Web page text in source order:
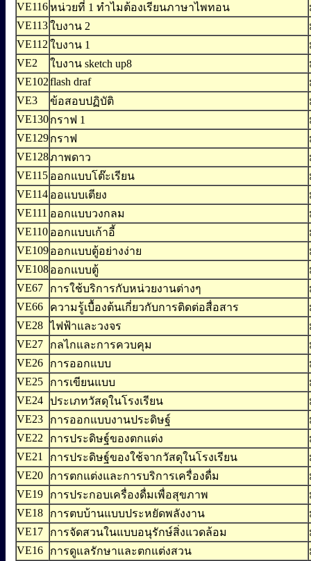
VE116หน่วยที่ 1 ทำไมต้องเรียนภาษาไพทอน
VE113ใบงาน 2
VE112 ใบงาน 1
VE2
ใบงาน sketch up8
VE102flash draf
VE3
ข้อสอบปฏิบัติ
VE130กราฟ 1
VE129กราฟ
VE128ภาพดาว
VE115 ออกแบบโต๊ะเรียน
VE114 ออแบบเตียง
VE111 ออกแบบวงกลม
VE110 ออกแบบเก้าอี้
VE109ออกแบบตู้อย่างง่าย
VE108ออกแบบตู้
VE67
การใช้บริการกับหน่วยงานต่างๆ
VE66
ความรู้เบื้องต้นเกี่ยวกับการติดต่อสื่อสาร
VE28 ไฟฟ้าและวงจร
VE27
กลไกและการควบคุม
VE26
การออกแบบ
VE25
การเขียนแบบ
VE24 ประเภทวัสดุในโรงเรียน
VE23
การออกแบบงานประดิษฐ์
VE22
การประดิษฐ์ของตกแต่ง
VE21
การประดิษฐ์ของใช้จากวัสดุในโรงเรียน
VE20
การตกแต่งและการบริการเครื่องดื่ม
VE19
การประกอบเครื่องดื่มเพื่อสุขภาพ
VE18
การตบบ้านแบบประหยัดพลังงาน
VE17
การจัดสวนในแบบอนุรักษ์สิ่งแวดล้อม
VE16
การดูแลรักษาและตกแต่งสวน